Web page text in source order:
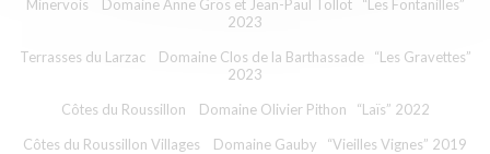
Minervois Domaine Anne Gros et Jean-Paul Tollot “Les Fontanilles”
2023
Terrasses du Larzac Domaine Clos de la Barthassade “Les Gravettes”
2023
Côtes du Roussillon Domaine Olivier Pithon “Laïs” 2022
Côtes du Roussillon Villages Domaine Gauby “Vieilles Vignes” 2019